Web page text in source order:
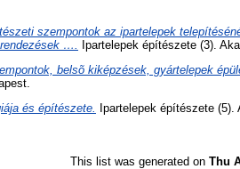
szempontok az ipartelepek
….
Ipartelepek építészete (3).
belsõ kiképzések, gyártelepek
és építészete.
Ipartelepek építészete (5).
This list was generated on Thu